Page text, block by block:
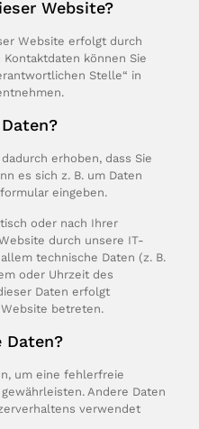
Website?
Website erfolgt durch
können Sie
Stelle“ in
erhoben, dass Sie
es sich z. B. um Daten
eingeben.
oder nach Ihrer
durch unsere IT-
technische Daten (z. B.
oder Uhrzeit des
Daten erfolgt
betreten.
Daten?
um eine fehlerfreie
Andere Daten
verwendet